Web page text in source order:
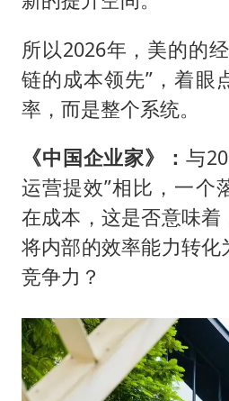
所以2026年，美的的
链的成本领先”，着眼
率，而是整个系统。
《中国企业家》： 与
运营提效”相比，一个
在成本，这是否意味着
将内部的效率能力转化
竞争力？